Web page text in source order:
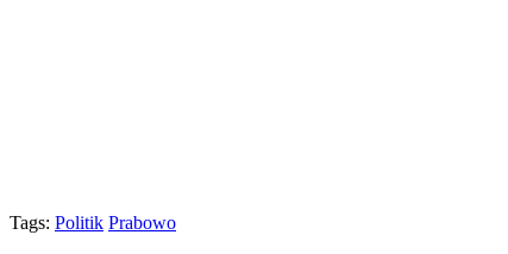
Tags: Politik Prabowo